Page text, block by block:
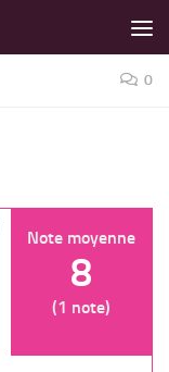
0
Note moyenne
8
(1 note)